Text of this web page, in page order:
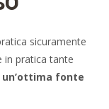
sicuramente
in pratica tante
un’ottima fonte